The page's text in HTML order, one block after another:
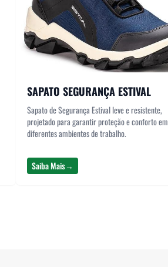
SAPATO SEGURANÇA ESTIVAL
Sapato de Segurança Estival leve e resistente,
projetado para garantir proteção e conforto em
diferentes ambientes de trabalho.
Saiba Mais→